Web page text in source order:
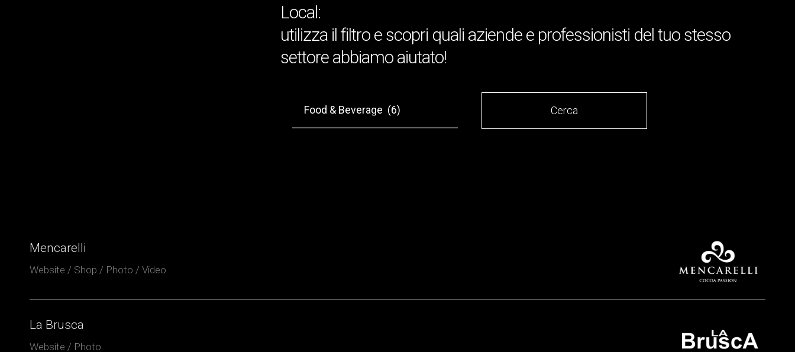
Local:
utilizza il filtro e scopri quali aziende e professionisti del tuo stesso
settore abbiamo aiutato!
Mencarelli
Website / Shop / Photo / Video
La Brusca
Website / Photo